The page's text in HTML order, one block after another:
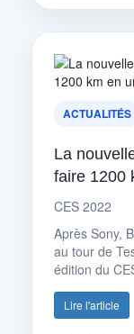
ACTUALITÉS
La
faire 1200
CES 2022
Après Sony,
au tour de
édition du
Lire l'article